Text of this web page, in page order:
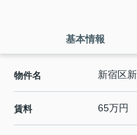
基本情報
物件名 新宿区
賃料 65万円